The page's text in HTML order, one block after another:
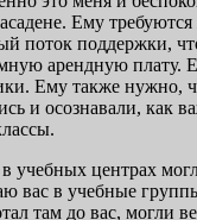
Ему
поток поддержки,
арендную плату.
Ему также нужно,
и осознавали, как
учебных центрах
вас в учебные
там до вас, могли